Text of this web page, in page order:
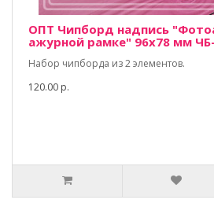
ОПТ Чипборд надпись
ажурной рамке" 96х78 мм
Набор чипборда из 2 элементов.
120.00 р.